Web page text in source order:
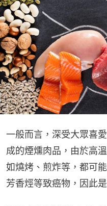
一般而言，深受大眾喜
成的煙燻肉品，由於高
如燒烤、煎炸等，都可
芳香烴等致癌物，因此